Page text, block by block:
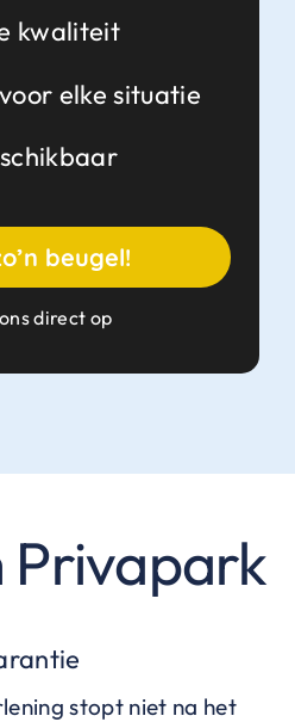
kwaliteit
elke situatie
beugel!
direct op
Privapark
stopt niet na het